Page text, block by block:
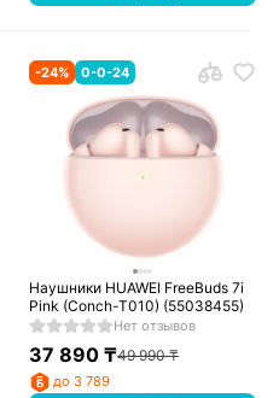
-24% 0-0-24
Наушники HUAWEI FreeBuds 7i
Pink (Conch-T010) (55038455)
Нет отзывов
37 890 ₸49 990₸
до 3 789